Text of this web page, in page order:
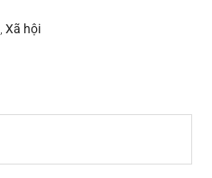
,Xã hội